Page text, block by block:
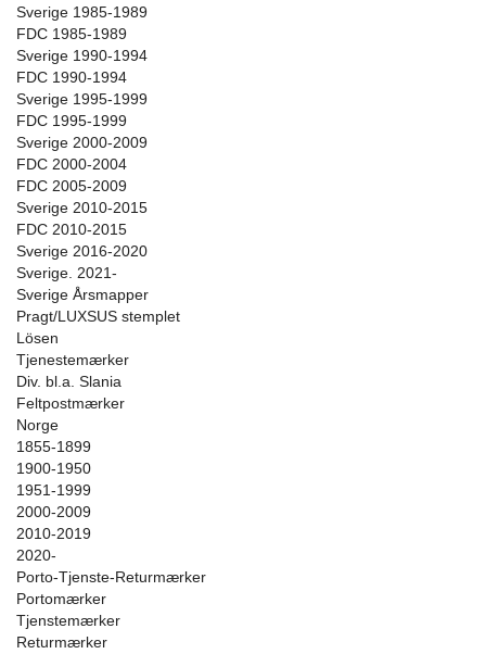
Sverige 1985-1989
FDC 1985-1989
Sverige 1990-1994
FDC 1990-1994
Sverige 1995-1999
FDC 1995-1999
Sverige 2000-2009
FDC 2000-2004
FDC 2005-2009
Sverige 2010-2015
FDC 2010-2015
Sverige 2016-2020
Sverige. 2021-
Sverige Årsmapper
Pragt/LUXSUS stemplet
Lösen
Tjenestemærker
Div. bl.a. Slania
Feltpostmærker
Norge
1855-1899
1900-1950
1951-1999
2000-2009
2010-2019
2020-
Porto-Tjenste-Returmærker
Portomærker
Tjenstemærker
Returmærker